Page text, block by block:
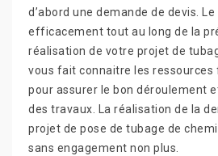
d’abord une demande de devis.
efficacement tout au long de la
réalisation de votre projet de
vous fait connaitre les ressources
pour assurer le bon déroulement
des travaux. La réalisation de la
projet de pose de tubage de
sans engagement non plus.